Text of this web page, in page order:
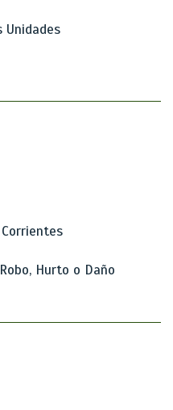
Unidades
Hurto o Daño